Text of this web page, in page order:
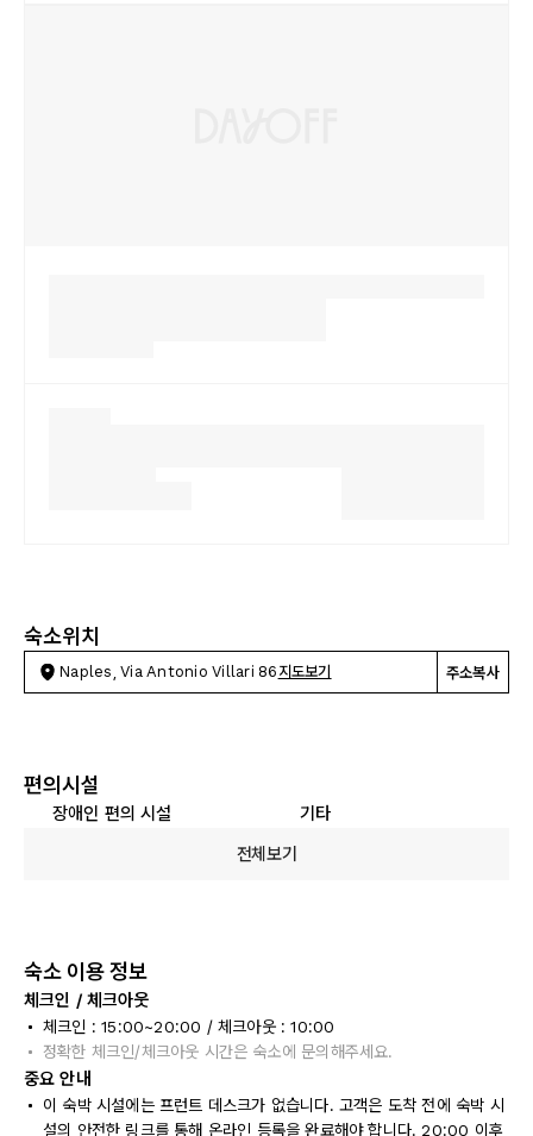
숙소위치
Naples, Via Antonio Villari 86 지도보기 주소복사
편의시설
장애인 편의 시설
기타
전체보기
숙소 이용 정보
체크인 / 체크아웃
체크인 : 15:00~20:00 / 체크아웃 : 10:00
정확한 체크인/체크아웃 시간은 숙소에 문의해주세요.
중요 안내
이 숙박 시설에는 프런트 데스크가 없습니다. 고객은 도착 전에 숙박 시
설의 안전한 링크를 통해 온라인 등록을 완료해야 합니다. 20:00 이후